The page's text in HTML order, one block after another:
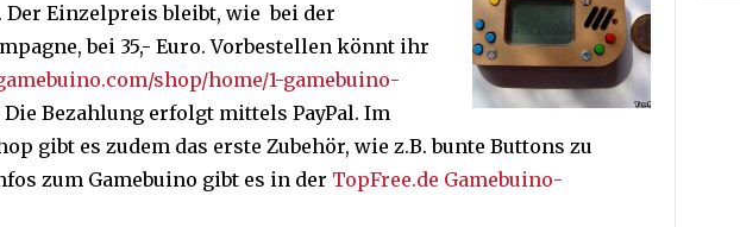
Einzelpreis bleibt, wie bei der
bei 35,- Euro. Vorbestellen könnt ihr
shop/home/1-gamebuino-
Die Bezahlung erfolgt mittels PayPal. Im
gibt es zudem das erste Zubehör, wie z.B. bunte Buttons zu
zum Gamebuino gibt es in der TopFree.de Gamebuino-